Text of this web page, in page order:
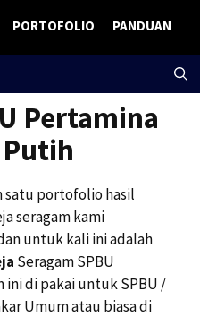
PORTOFOLIO PANDUAN
Pertamina
satu portofolio hasil
seragam kami
untuk kali ini adalah
Seragam SPBU
ini di pakai untuk SPBU /
Umum atau biasa di